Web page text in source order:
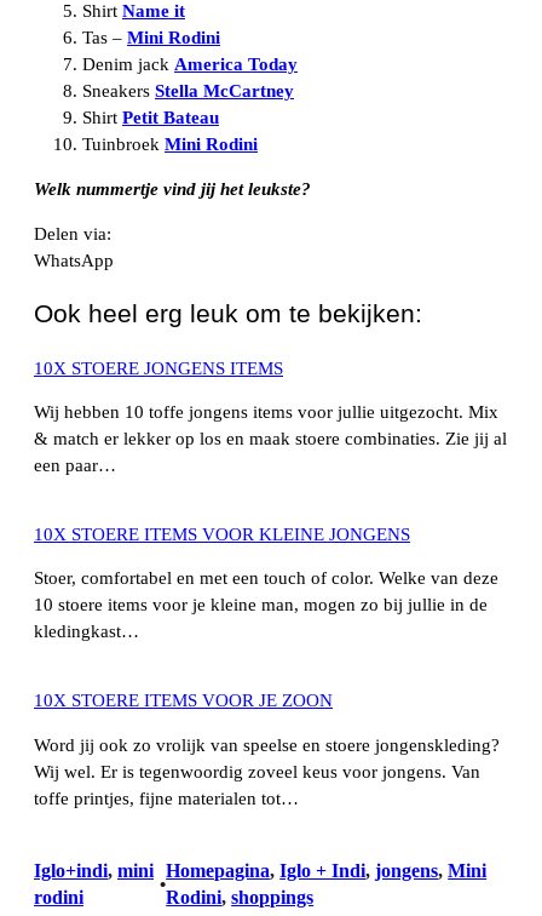
Shirt Name it
Tas – Mini Rodini
Denim jack America Today
Sneakers Stella McCartney
Shirt Petit Bateau
Tuinbroek Mini Rodini
Welk nummertje vind jij het leukste?
Delen via:
WhatsApp
Ook heel erg leuk om te bekijken:
10X STOERE JONGENS ITEMS
Wij hebben 10 toffe jongens items voor jullie uitgezocht. Mix
& match er lekker op los en maak stoere combinaties. Zie jij al
een paar…
10X STOERE ITEMS VOOR KLEINE JONGENS
Stoer, comfortabel en met een touch of color. Welke van deze
10 stoere items voor je kleine man, mogen zo bij jullie in de
kledingkast…
10X STOERE ITEMS VOOR JE ZOON
Word jij ook zo vrolijk van speelse en stoere jongenskleding?
Wij wel. Er is tegenwoordig zoveel keus voor jongens. Van
toffe printjes, fijne materialen tot…
Iglo+indi, mini
rodini
•
Homepagina, Iglo + Indi, jongens, Mini
Rodini, shoppings